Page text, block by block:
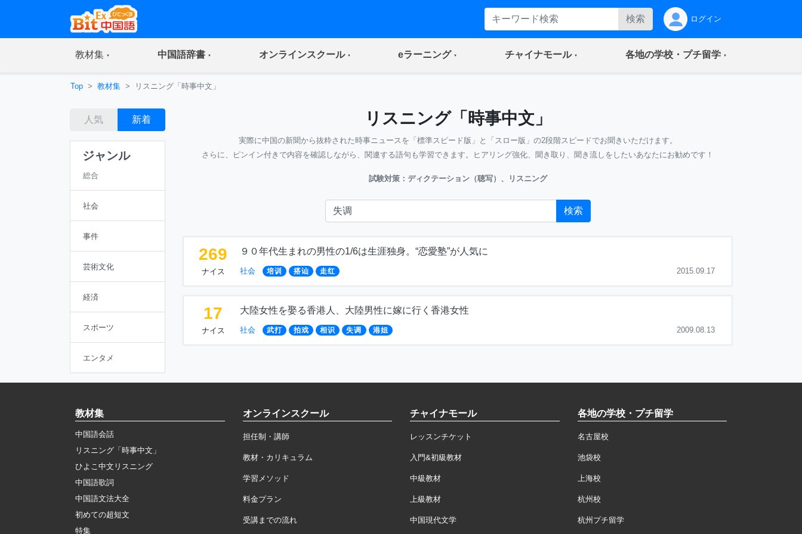
検索 ログイン
教材集(current) 中国語辞書(current) オンラインスクール(current) eラーニング(current) チャイナモール(current) 各地の学校・プチ留学(current)
Top 教材集 リスニング「時事中文」
人気 新着
ジャンル
総合
社会
事件
芸術文化
経済
スポーツ
エンタメ
リスニング「時事中文」
実際に中国の新聞から抜粋された時事ニュースを「標準スピード版」と「スロー版」の2段階スピードでお聞きいただけます。
さらに、ピンイン付きで内容を確認しながら、関連する語句も学習できます。ヒアリング強化、聞き取り、聞き流しをしたいあなたにお勧めです！
試験対策：ディクテーション（聴写）、リスニング
検索
269
ナイス
９０年代生まれの男性の1/6は生涯独身。“恋愛塾”が人気に
社会 培训 搭讪 走红 2015.09.17
17
ナイス
大陸女性を娶る香港人、大陸男性に嫁に行く香港女性
社会 武打 拍戏 相识 失调 港姐 2009.08.13
教材集
中国語会話
リスニング「時事中文」
ひよこ中文リスニング
中国語歌詞
中国語文法大全
初めての超短文
特集
オンラインスクール
担任制・講師
教材・カリキュラム
学習メソッド
料金プラン
受講までの流れ
チャイナモール
レッスンチケット
入門&初級教材
中級教材
上級教材
中国現代文学
各地の学校・プチ留学
名古屋校
池袋校
上海校
杭州校
杭州プチ留学